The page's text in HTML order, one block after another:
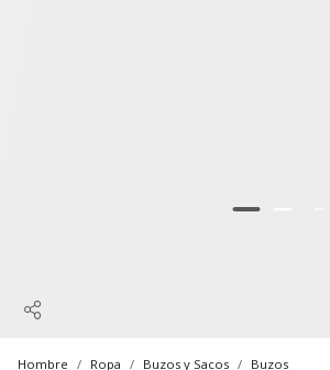
Hombre Ropa Buzos y Sacos Buzos